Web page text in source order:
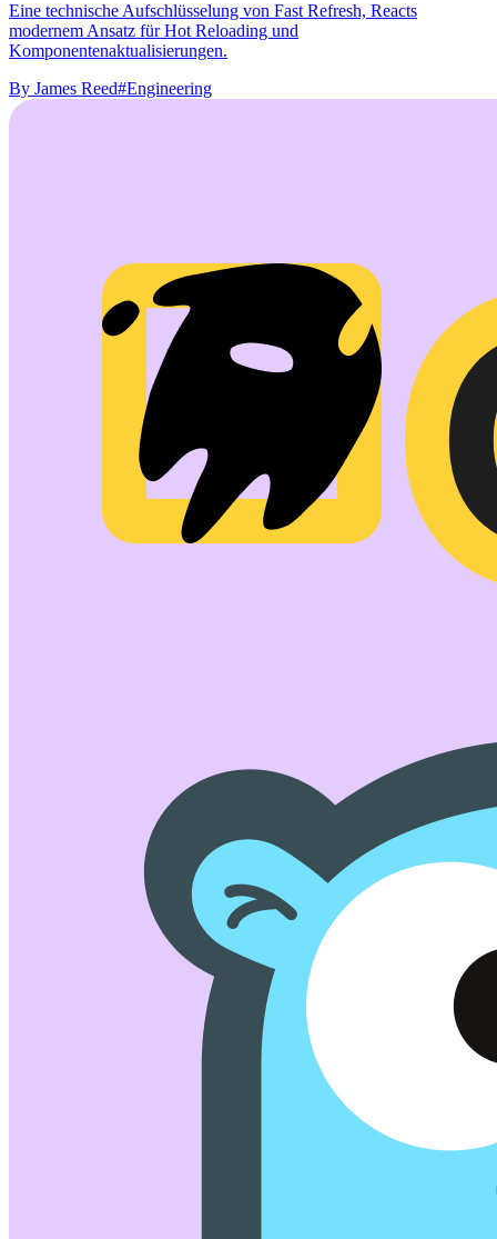
Eine technische Aufschlüsselung von Fast Refresh, Reacts
modernem Ansatz für Hot Reloading und
Komponentenaktualisierungen.
By James Reed#Engineering